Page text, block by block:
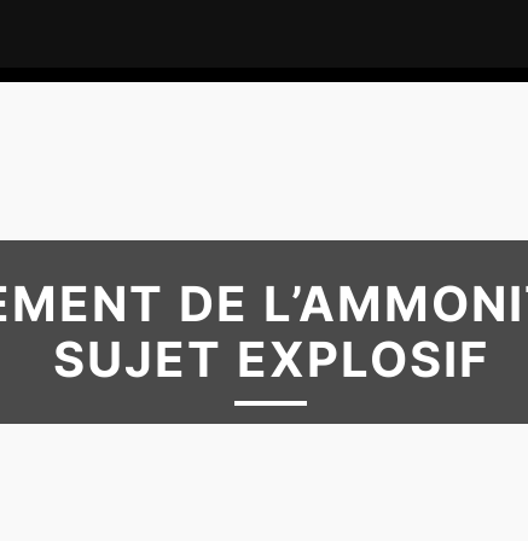
DE
SUJET EXPLOSIF